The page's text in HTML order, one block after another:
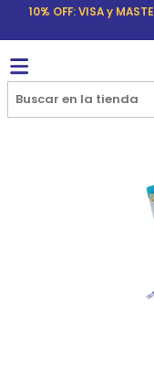
10% OFF: VISA y